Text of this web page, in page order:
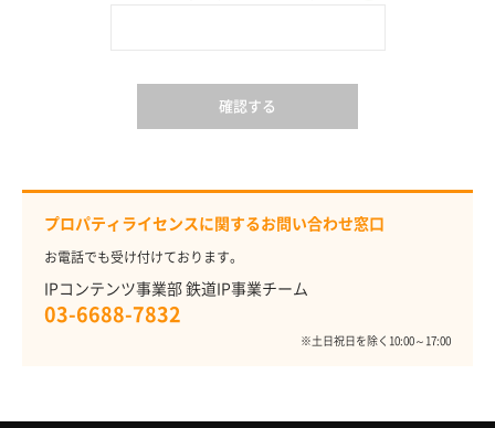
確認する
プロパティライセンスに関するお問い合わせ窓口
お電話でも受け付けております。
IPコンテンツ事業部 鉄道IP事業チーム
03-6688-7832
※土日祝日を除く10:00～17:00